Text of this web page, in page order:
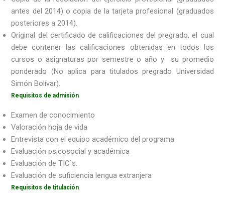
antes del 2014) o copia de la tarjeta profesional (graduados
posteriores a 2014).
Original del certificado de calificaciones del pregrado, el cual
debe contener las calificaciones obtenidas en todos los
cursos o asignaturas por semestre o año y su promedio
ponderado (No aplica para titulados pregrado Universidad
Simón Bolívar).
Requisitos de admisión
Examen de conocimiento
Valoración hoja de vida
Entrevista con el equipo académico del programa
Evaluación psicosocial y académica
Evaluación de TIC´s.
Evaluación de suficiencia lengua extranjera
Requisitos de titulación